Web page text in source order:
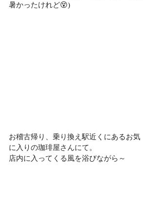
暑かったけれど😵)
お稽古帰り、乗り換え駅近くにあるお気
に入りの珈琲屋さんにて。
店内に入ってくる風を浴びながら～